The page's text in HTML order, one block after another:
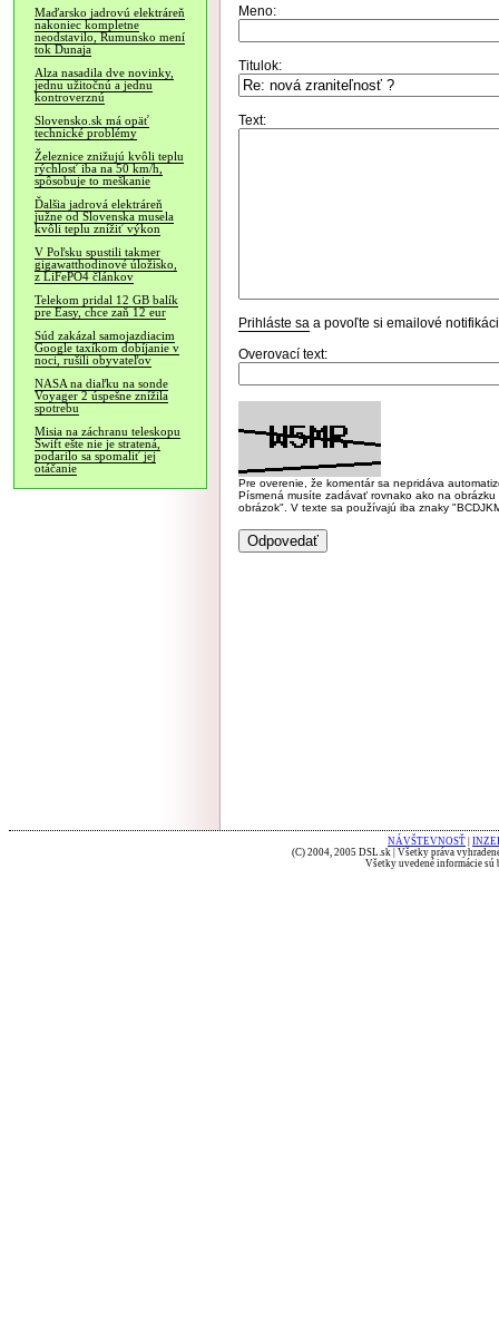
Maďarsko jadrovú elektráreň
nakoniec kompletne
neodstavilo, Rumunsko mení
tok Dunaja
Alza nasadila dve novinky,
jednu užitočnú a jednu
kontroverznú
Slovensko.sk má opäť
technické problémy
Železnice znižujú kvôli teplu
rýchlosť iba na 50 km/h,
spôsobuje to meškanie
Ďalšia jadrová elektráreň
južne od Slovenska musela
kvôli teplu znížiť výkon
V Poľsku spustili takmer
gigawatthodinové úložisko,
z LiFePO4 článkov
Telekom pridal 12 GB balík
pre Easy, chce zaň 12 eur
Súd zakázal samojazdiacim
Google taxíkom dobíjanie v
noci, rušili obyvateľov
NASA na diaľku na sonde
Voyager 2 úspešne znížila
spotrebu
Misia na záchranu teleskopu
Swift ešte nie je stratená,
podarilo sa spomaliť jej
otáčanie
Meno:
Titulok:
Text:
Prihláste sa a povoľte si emailové
Overovací text:
Pre overenie, že komentár sa nepridáva
Písmená musíte zadávať rovnako ako na
obrázok". V texte sa používajú iba znaky
NÁVŠTEVNOSŤ
(C) 2004, 2005 DSL.sk | Všetky práva
Všetky uvedené informácie sú